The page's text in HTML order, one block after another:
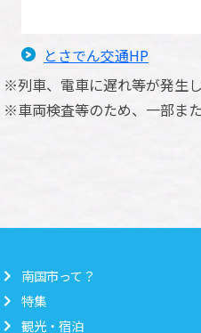
とさでん交通HP
※列車、電車に遅れ等が発生
※車両検査等のため、一部ま
南国市って？
特集
観光・宿泊